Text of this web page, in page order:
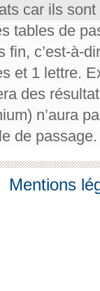
car ils
tables de
fin, c’est-à-
et 1 lettre.
des
n’aura
de passage.
Mentions